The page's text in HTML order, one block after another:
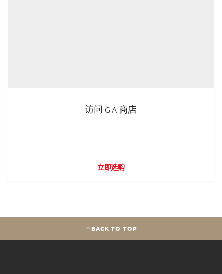
访问 GIA 商店
立即选购
BACK TO TOP